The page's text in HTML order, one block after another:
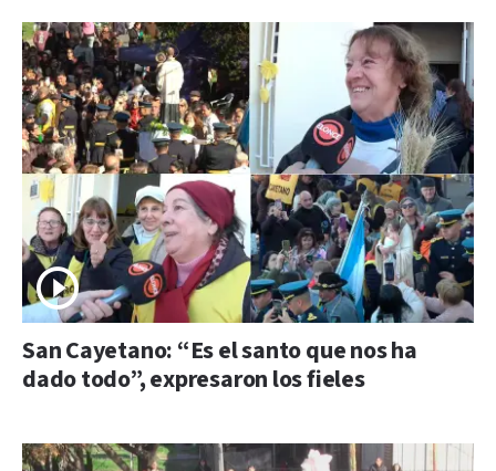
San Cayetano: “Es el santo que nos ha
dado todo”, expresaron los fieles